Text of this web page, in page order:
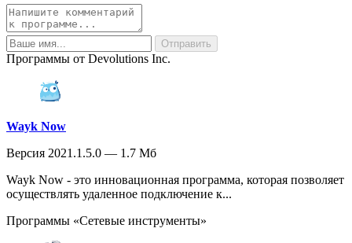
Программы от Devolutions Inc.
Wayk Now
Версия 2021.1.5.0 — 1.7 Мб
Wayk Now - это инновационная программа, которая позволяет
осуществлять удаленное подключение к...
Программы «Сетевые инструменты»